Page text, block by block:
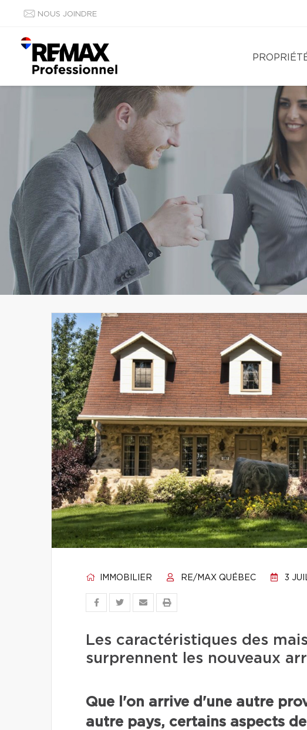
NOUS JOINDRE
IMMOBILIER RE/MAX QUÉBEC 3
Les caractéristiques des
surprennent les nouveaux
Que l'on arrive d'une autre
autre pays, certains aspects